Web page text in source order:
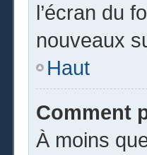
l’écran du
nouveaux
Haut
Comment
À moins